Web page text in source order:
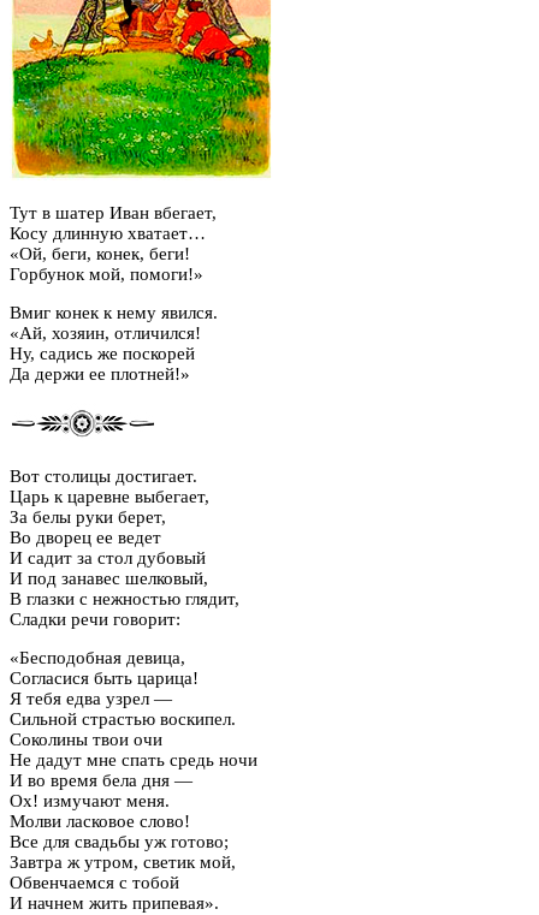
Тут в шатер Иван вбегает,
Косу длинную хватает…
«Ой, беги, конек, беги!
Горбунок мой, помоги!»
Вмиг конек к нему явился.
«Ай, хозяин, отличился!
Ну, садись же поскорей
Да держи ее плотней!»
Вот столицы достигает.
Царь к царевне выбегает,
За белы руки берет,
Во дворец ее ведет
И садит за стол дубовый
И под занавес шелковый,
В глазки с нежностью глядит,
Сладки речи говорит:
«Бесподобная девица,
Согласися быть царица!
Я тебя едва узрел —
Сильной страстью воскипел.
Соколины твои очи
Не дадут мне спать средь ночи
И во время бела дня —
Ох! измучают меня.
Молви ласковое слово!
Все для свадьбы уж готово;
Завтра ж утром, светик мой,
Обвенчаемся с тобой
И начнем жить припевая».